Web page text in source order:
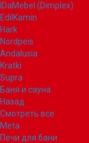
IDaMebel (Dimplex)
EdilKamin
Hark
Nordpeis
Andalusia
Kratki
Supra
Баня и сауна
Назад
Смотреть все
Meta
Печи для бани